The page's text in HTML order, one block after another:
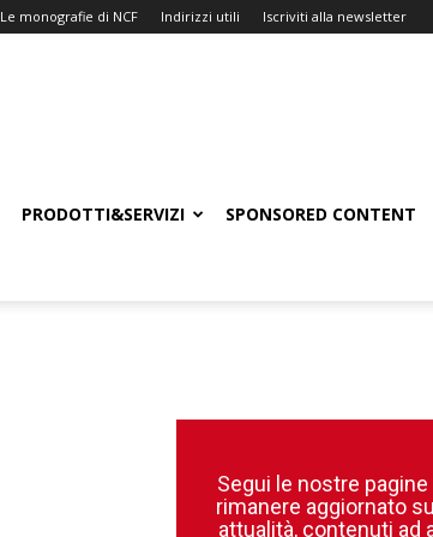
Le monografie di NCF Indirizzi utili Iscriviti alla newsletter
PRODOTTI&SERVIZI SPONSORED CONTENT
Segui le nostre
rimanere aggiornato
attualità, contenuti ad